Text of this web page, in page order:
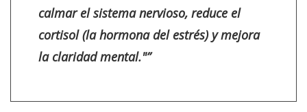
calmar el sistema nervioso, reduce el
cortisol (la hormona del estrés) y mejora
la claridad mental."”